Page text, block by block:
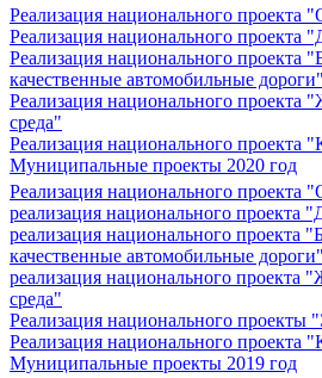
Реализация национального проекта
Реализация национального проекта
Реализация национального проекта
качественные автомобильные дороги"
Реализация национального проекта
среда"
Реализация национального проекта
Муниципальные проекты 2020 год
Реализация национального проекта
реализация национального проекта
реализация национального проекта
качественные автомобильные дороги"
реализация национального проекта
среда"
Реализация национального проекты
Реализация национального проекта
Муниципальные проекты 2019 год